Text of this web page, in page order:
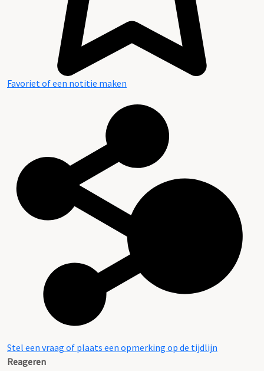
Favoriet of een notitie maken
Stel een vraag of plaats een opmerking op de tijdlijn
Reageren